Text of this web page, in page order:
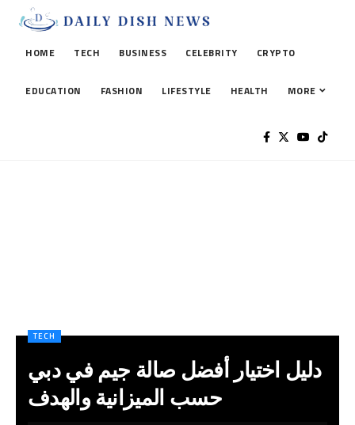
HOME TECH BUSINESS CELEBRITY CRYPTO
EDUCATION FASHION LIFESTYLE HEALTH MORE
TECH
دليل اختيار أفضل صالة جيم في دبي
حسب الميزانية والهدف